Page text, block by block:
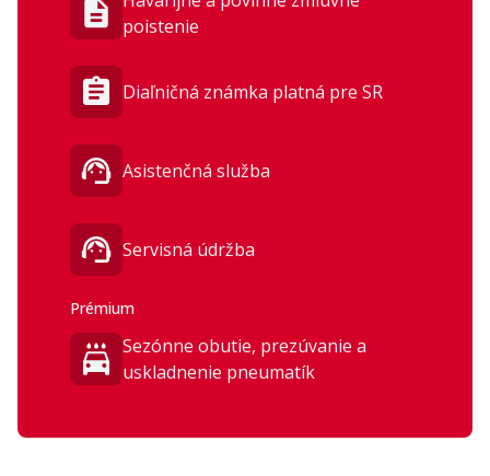
2× USB vpredu
2× USB vzadu
Exteriér
Panoramatická otvárateľná
LED denné svietenie
Funkcia Coming / Leaving Home
poistenie
Diaľničná známka platná pre SR
Asistenčná služba
Servisná údržba
Prémium
Sezónne obutie, prezúvanie a
uskladnenie pneumatík